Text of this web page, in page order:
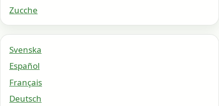
Zucche
Svenska
Español
Français
Deutsch